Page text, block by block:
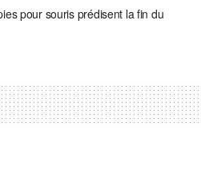
pour souris prédisent la fin du